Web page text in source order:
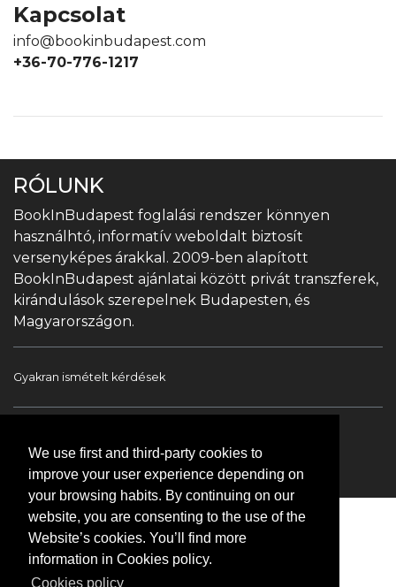
We use first and third-party cookies to
improve your user experience depending on
your browsing habits. By continuing on our
website, you are consenting to the use of the
Website’s cookies. You’ll find more
information in Cookies policy.
Cookies policy
Kapcsolat
info@bookinbudapest.com
+36-70-776-1217
RÓLUNK
BookInBudapest foglalási rendszer könnyen
használhtó, informatív weboldalt biztosít
versenyképes árakkal. 2009-ben alapított
BookInBudapest ajánlatai között privát transzferek,
kirándulások szerepelnek Budapesten, és
Magyarországon.
Gyakran ismételt kérdések
Túrák & Kirándulások Transzfer Kapcsolat